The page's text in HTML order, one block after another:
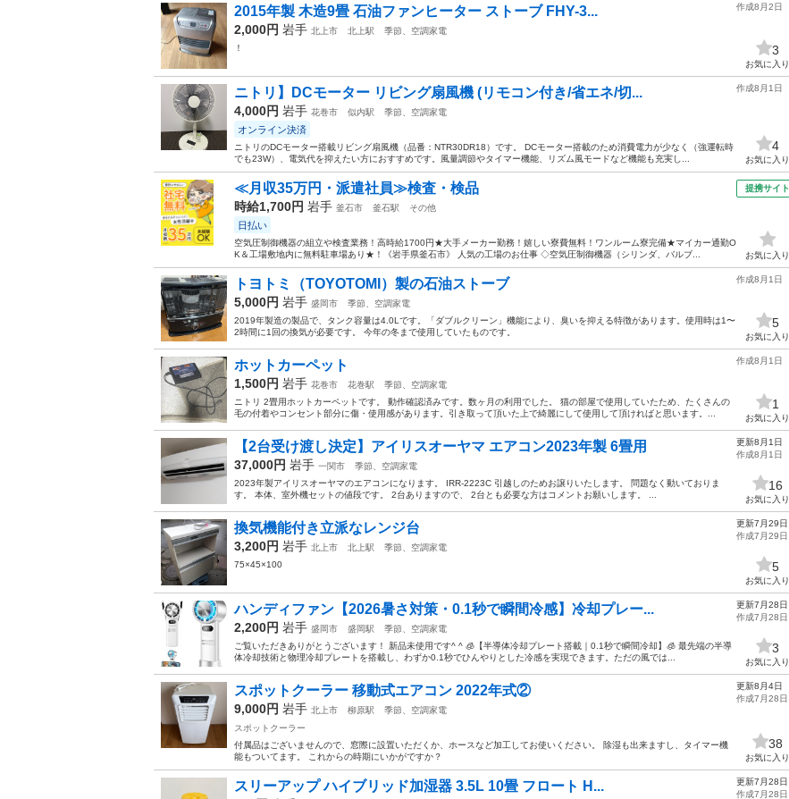
2015年製 木造9畳 石油ファンヒーター ストーブ FHY-3...
2,000円 岩手 北上市 北上駅
季節、空調家電
！
作成8月2日
3
お気に入り
ニトリ】DCモーター リビング扇風機 (リモコン付き/省エネ/切...
4,000円 岩手 花巻市 似内駅 季節、空調家電
オンライン決済
ニトリのDCモーター搭載リビング扇風機（品番：NTR30DR18）です。 DCモーター搭載のため消費電力が少なく（強運転時
でも23W）、電気代を抑えたい方におすすめです。風量調節やタイマー機能、リズム風モードなど機能も充実し...
作成8月1日
4
お気に入り
≪月収35万円・派遣社員≫検査・検品
時給1,700円 岩手 釜石市 釜石駅 その他
日払い
空気圧制御機器の組立や検査業務！高時給1700円★大手メーカー勤務！嬉しい寮費無料！ワンルーム寮完備★マイカー通勤O
K＆工場敷地内に無料駐車場あり★！《岩手県釜石市》 人気の工場のお仕事 ◇空気圧制御機器（シリンダ、バルブ...
提携サイト
お気に入り
トヨトミ（TOYOTOMI）製の石油ストーブ
5,000円 岩手 盛岡市
季節、空調家電
2019年製造の製品で、タンク容量は4.0Lです。「ダブルクリーン」機能により、臭いを抑える特徴があります。使用時は1〜
2時間に1回の換気が必要です。 今年の冬まで使用していたものです。
作成8月1日
5
お気に入り
ホットカーペット
1,500円 岩手 花巻市 花巻駅
季節、空調家電
ニトリ 2畳用ホットカーペットです。 動作確認済みです。数ヶ月の利用でした。 猫の部屋で使用していたため、たくさんの
毛の付着やコンセント部分に傷・使用感があります。引き取って頂いた上で綺麗にして使用して頂ければと思います。...
作成8月1日
1
お気に入り
【2台受け渡し決定】アイリスオーヤマ エアコン2023年製 6畳用
37,000円 岩手 一関市
季節、空調家電
2023年製アイリスオーヤマのエアコンになります。 IRR-2223C 引越しのためお譲りいたします。 問題なく動いておりま
す。 本体、室外機セットの値段です。 2台ありますので、 2台とも必要な方はコメントお願いします。 ...
更新8月1日
作成8月1日
16
お気に入り
換気機能付き立派なレンジ台
3,200円 岩手 北上市 北上駅
季節、空調家電
75×45×100
更新7月29日
作成7月29日
5
お気に入り
ハンディファン【2026暑さ対策・0.1秒で瞬間冷感】冷却プレー...
2,200円 岩手 盛岡市 盛岡駅
季節、空調家電
ご覧いただきありがとうございます！ 新品未使用です^ ^ 🧊【半導体冷却プレート搭載｜0.1秒で瞬間冷却】🧊 最先端の半導
体冷却技術と物理冷却プレートを搭載し、わずか0.1秒でひんやりとした冷感を実現できます。ただの風では...
更新7月28日
作成7月28日
3
お気に入り
スポットクーラー 移動式エアコン 2022年式②
9,000円 岩手 北上市 柳原駅
季節、空調家電
スポットクーラー
付属品はございませんので、窓際に設置いただくか、ホースなど加工してお使いください。 除湿も出来ますし、タイマー機
能もついてます。 これからの時期にいかがですか？
更新8月4日
作成7月28日
38
お気に入り
スリーアップ ハイブリッド加湿器 3.5L 10畳 フロート H...
更新7月28日
作成7月28日